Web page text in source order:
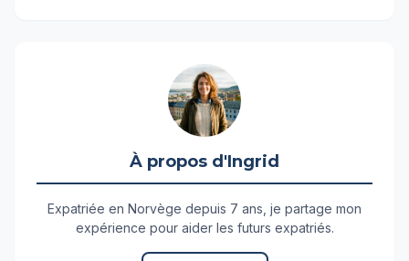
À propos d'Ingrid
Expatriée en Norvège depuis 7 ans, je partage mon
expérience pour aider les futurs expatriés.